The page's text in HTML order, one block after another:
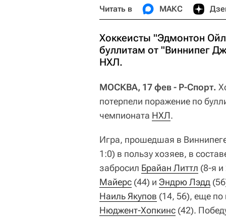
Читать в МАКС
Хоккеисты "Эдмонтон
буллитам от "Виннипег
НХЛ.
МОСКВА, 17 фев - Р-Спорт.
потерпели поражение по
чемпионата НХЛ.
Игра, прошедшая в
1:0) в пользу хозяев, в
забросил Брайан Литтл (8-я
Майерс (44) и Эндрю Лэдд
Наиль Якупов (14, 56), еще
Нюджент-Хопкинс (42).